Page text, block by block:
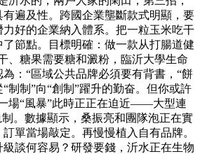
遍及性。跨國企業壟斷款式明顯，要
好的企業納入體系。把一粒玉米吃干
節點。目標明確：做一款从打腸道健
、糖果需要糖和澱粉，臨沂大學生命
：“區域公共品牌必須要有背書，“餅
制制”向“創制”躍升的勤奋。但你或許
場“風暴”此時正正在迫近——大型連
。數據顯示，桑振亮和團隊泡正在實
單當場敲定。再慢慢植入自有品牌。
談何容易？研發要錢，沂水正在生物